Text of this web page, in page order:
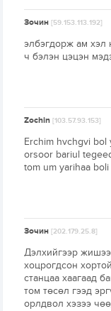
Зочин[59.153.113.192]
элбэгдорж ам хэл
ч бэлэн цэцэн
Zochin[103.57.93.153]
Erchim hvchgvi bol
orsoor bariul
tom um yarihaa
Зочин[202.179.25.8]
Дэлхийгээр
хоцрогдсон
станцаа хаагаад
том төсөл гээд
орлдвол хэзээ